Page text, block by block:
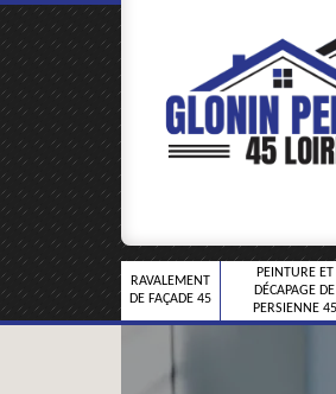
RAVALEMENT
DE FAÇADE 45
PEINTURE ET
DÉCAPAGE DE
PERSIENNE 45